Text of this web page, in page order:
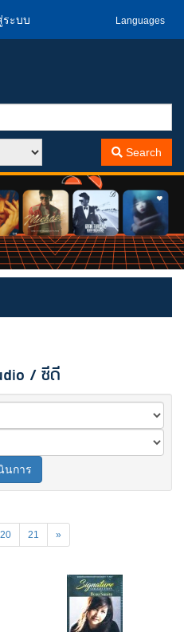
ระบบ Languages
Search
/ ซีดี
นการ
20 21 »